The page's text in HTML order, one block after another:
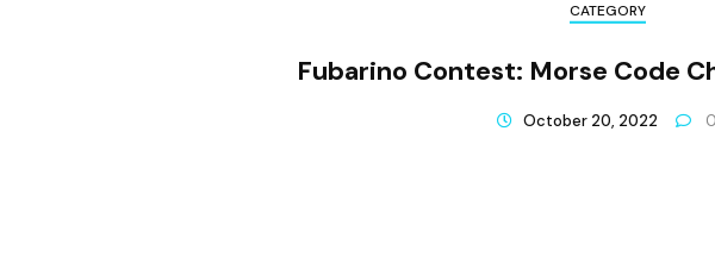
CATEGORY
Fubarino Contest: Morse Code
October 20, 2022 0